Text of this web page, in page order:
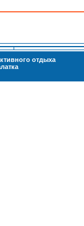
отдыха